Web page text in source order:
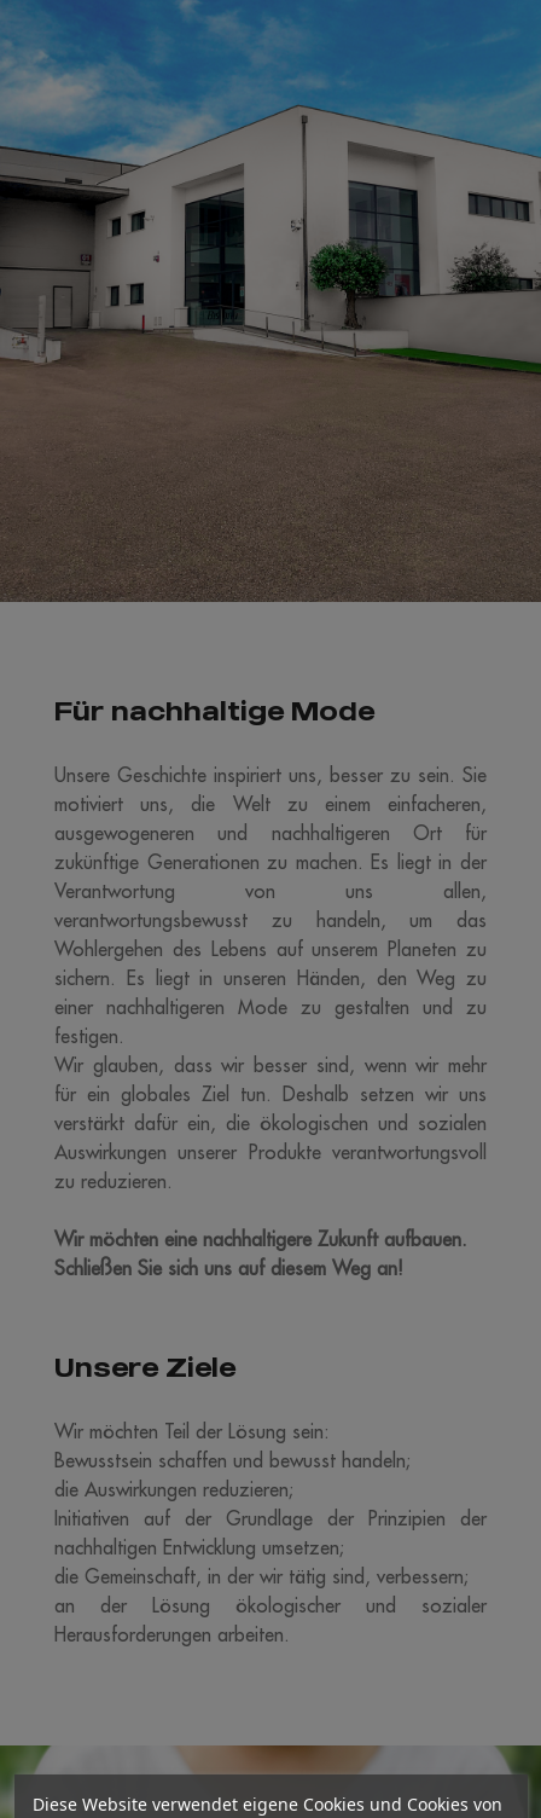
Für nachhaltige Mode
Unsere Geschichte inspiriert uns, besser zu sein. Sie
motiviert uns, die Welt zu einem einfacheren,
ausgewogeneren und nachhaltigeren Ort für
zukünftige Generationen zu machen. Es liegt in der
Verantwortung von uns allen,
verantwortungsbewusst zu handeln, um das
Wohlergehen des Lebens auf unserem Planeten zu
sichern. Es liegt in unseren Händen, den Weg zu
einer nachhaltigeren Mode zu gestalten und zu
festigen.
Wir glauben, dass wir besser sind, wenn wir mehr
für ein globales Ziel tun. Deshalb setzen wir uns
verstärkt dafür ein, die ökologischen und sozialen
Auswirkungen unserer Produkte verantwortungsvoll
zu reduzieren.
Wir möchten eine nachhaltigere Zukunft aufbauen.
Schließen Sie sich uns auf diesem Weg an!
Unsere Ziele
Wir möchten Teil der Lösung sein:
Bewusstsein schaffen und bewusst handeln;
die Auswirkungen reduzieren;
Initiativen auf der Grundlage der Prinzipien der
nachhaltigen Entwicklung umsetzen;
die Gemeinschaft, in der wir tätig sind, verbessern;
an der Lösung ökologischer und sozialer
Herausforderungen arbeiten.
Diese Website verwendet eigene Cookies und Cookies von